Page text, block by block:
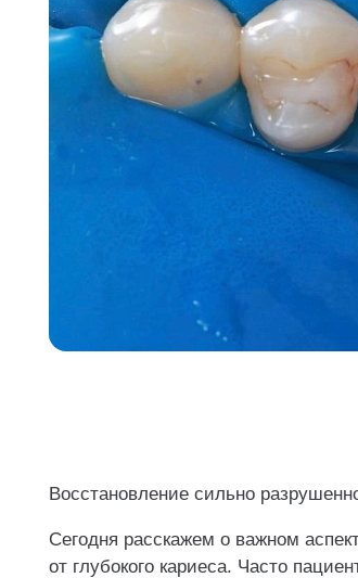
Восстановление сильно
Сегодня расскажем о важном
от глубокого кариеса. Часто